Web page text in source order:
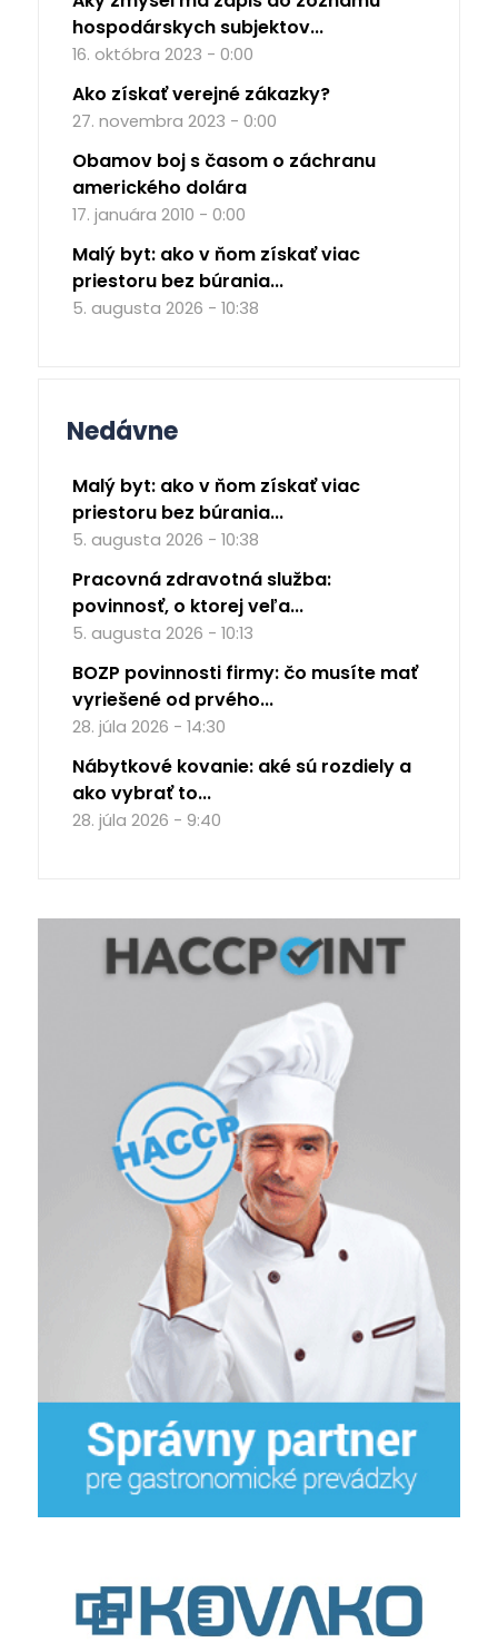
hospodárskych subjektov...
16. októbra 2023 - 0:00
Ako získať verejné zákazky?
27. novembra 2023 - 0:00
Obamov boj s časom o záchranu
amerického dolára
17. januára 2010 - 0:00
Malý byt: ako v ňom získať viac
priestoru bez búrania...
5. augusta 2026 - 10:38
Nedávne
Malý byt: ako v ňom získať viac
priestoru bez búrania...
5. augusta 2026 - 10:38
Pracovná zdravotná služba:
povinnosť, o ktorej veľa...
5. augusta 2026 - 10:13
BOZP povinnosti firmy: čo musíte mať
vyriešené od prvého...
28. júla 2026 - 14:30
Nábytkové kovanie: aké sú rozdiely a
ako vybrať to...
28. júla 2026 - 9:40